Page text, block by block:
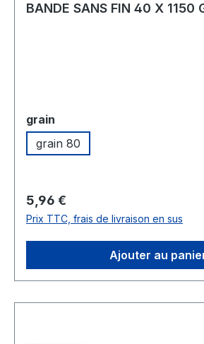
BANDE SANS FIN 40 X 1150
Sélectionnez
grain
grain 80
Prix régulier :
5,96 €
Prix TTC, frais de livraison en sus
Ajouter au